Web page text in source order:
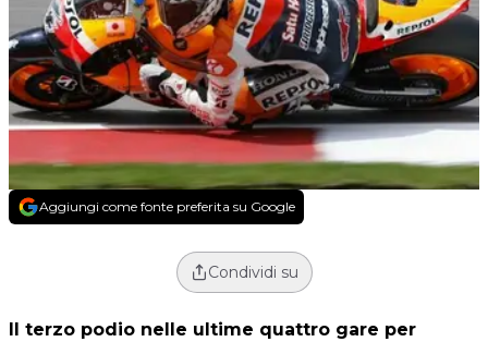
Aggiungi come fonte preferita su Google
Condividi su
Il terzo podio nelle ultime quattro gare per